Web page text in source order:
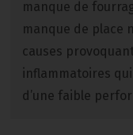
manque de
manque de place
causes
inflammatoires
d’une faible